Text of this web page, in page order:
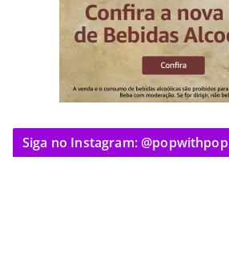
Siga no Instagram: @popwithpop